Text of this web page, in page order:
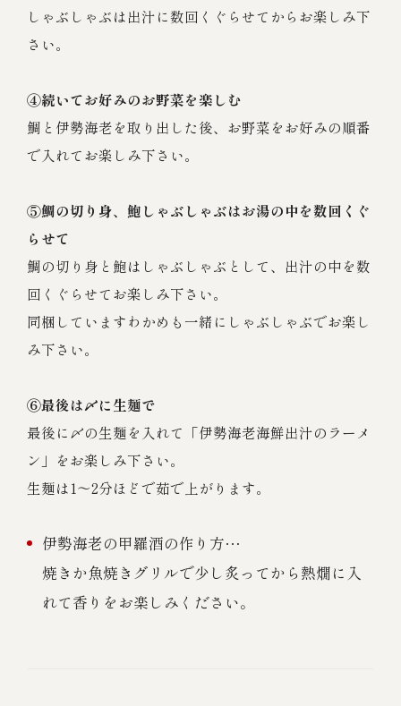
しゃぶしゃぶは出汁に数回くぐらせてからお楽しみ下
さい。
④続いてお好みのお野菜を楽しむ
鯛と伊勢海老を取り出した後、お野菜をお好みの順番
で入れてお楽しみ下さい。
⑤鯛の切り身、鮑しゃぶしゃぶはお湯の中を数回くぐ
らせて
鯛の切り身と鮑はしゃぶしゃぶとして、出汁の中を数
回くぐらせてお楽しみ下さい。
同梱していますわかめも一緒にしゃぶしゃぶでお楽し
み下さい。
⑥最後は〆に生麺で
最後に〆の生麺を入れて「伊勢海老海鮮出汁のラーメ
ン」をお楽しみ下さい。
生麺は1～2分ほどで茹で上がります。
伊勢海老の甲羅酒の作り方…
焼きか魚焼きグリルで少し炙ってから熱燗に入
れて香りをお楽しみください。